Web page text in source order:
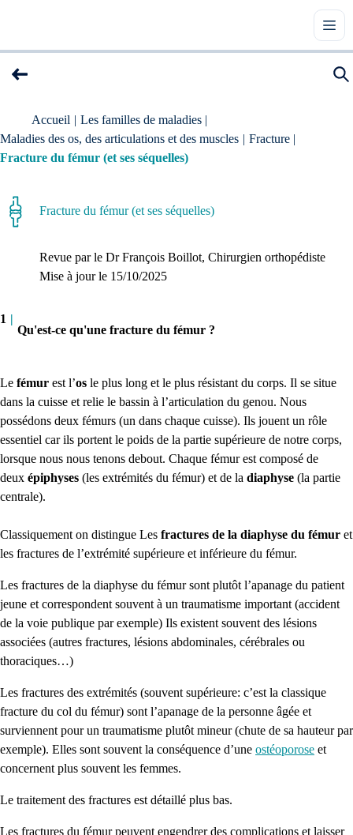
Accueil | Les familles de maladies |
Maladies des os, des articulations et des muscles | Fracture |
Fracture du fémur (et ses séquelles)
Fracture du fémur (et ses séquelles)
Revue par le Dr François Boillot, Chirurgien orthopédiste
Mise à jour le 15/10/2025
1 |
Qu'est-ce qu'une fracture du fémur ?
Le fémur est l’os le plus long et le plus résistant du corps. Il se situe
dans la cuisse et relie le bassin à l’articulation du genou. Nous
possédons deux fémurs (un dans chaque cuisse). Ils jouent un rôle
essentiel car ils portent le poids de la partie supérieure de notre corps,
lorsque nous nous tenons debout. Chaque fémur est composé de
deux épiphyses (les extrémités du fémur) et de la diaphyse (la partie
centrale).
Classiquement on distingue Les fractures de la diaphyse du fémur et
les fractures de l’extrémité supérieure et inférieure du fémur.
Les fractures de la diaphyse du fémur sont plutôt l’apanage du patient
jeune et correspondent souvent à un traumatisme important (accident
de la voie publique par exemple) Ils existent souvent des lésions
associées (autres fractures, lésions abdominales, cérébrales ou
thoraciques…)
Les fractures des extrémités (souvent supérieure: c’est la classique
fracture du col du fémur) sont l’apanage de la personne âgée et
surviennent pour un traumatisme plutôt mineur (chute de sa hauteur par
exemple). Elles sont souvent la conséquence d’une ostéoporose et
concernent plus souvent les femmes.
Le traitement des fractures est détaillé plus bas.
Les fractures du fémur peuvent engendrer des complications et laisser